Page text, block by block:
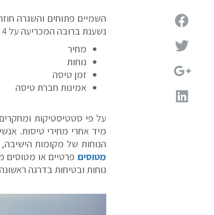
השמיים פתוחים והשגרה
נשענת ברובה המכריעה על 4 מאפיינים עיקריים:
מחיר
נוחות
זמן טיסה
אמינות חברת טיסה
על פי סטטיסטיקות
מיד אחרי מחירי טיסות.
הנוחות של מקומות הישיבה,
מטוסים פרטיים או מטוסים
נוחות ובטיחות בדרגה